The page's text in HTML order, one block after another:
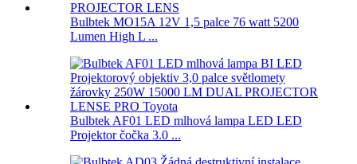
Bulbtek MO15A 12V 1,5 palce 76 watt 5200
Lumen High L ...
Bulbtek AF01 LED mlhová lampa LED LED
Projektor čočka 3.0 ...